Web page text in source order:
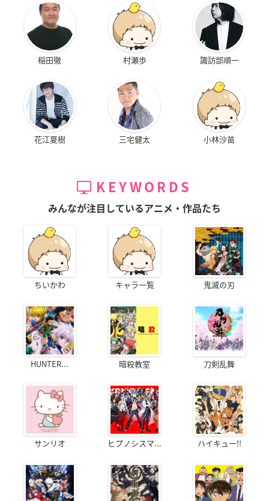
稲田徹 村瀬歩 諏訪部順一
花江夏樹 三宅健太 小林沙苗
KEYWORDS
みんなが注目しているアニメ・作品たち
ちいかわ キャラ一覧 鬼滅の刃
HUNTER... 暗殺教室 刀剣乱舞
サンリオ ヒプノシスマ... ハイキュー!!